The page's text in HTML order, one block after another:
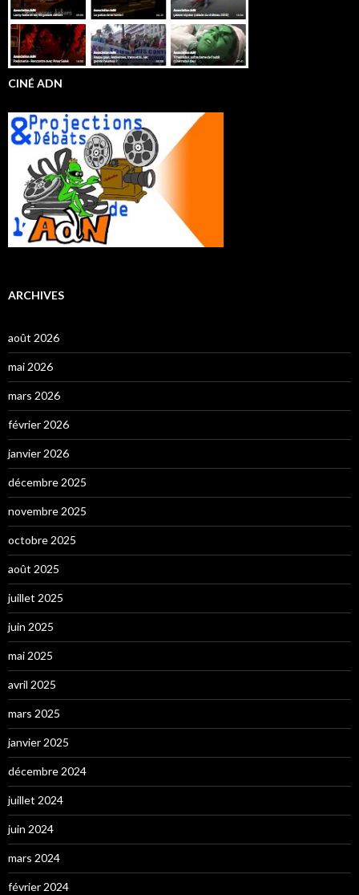
CINÉ ADN
ARCHIVES
août 2026
mai 2026
mars 2026
février 2026
janvier 2026
décembre 2025
novembre 2025
octobre 2025
août 2025
juillet 2025
juin 2025
mai 2025
avril 2025
mars 2025
janvier 2025
décembre 2024
juillet 2024
juin 2024
mars 2024
février 2024